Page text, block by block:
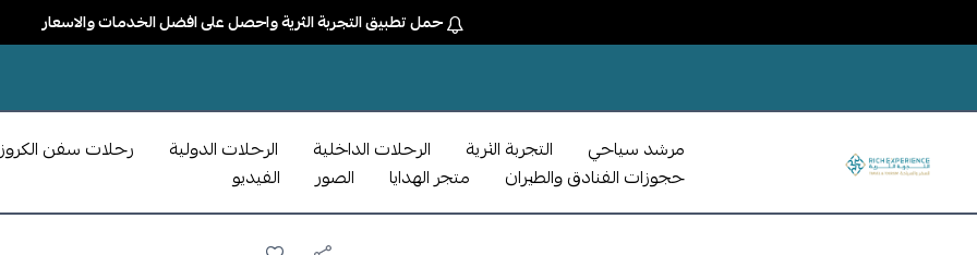
حمل تطبيق التجربة الثرية واحصل على افضل الخدمات والاسعار
مرشد سياحي التجربة الثرية الرحلات الداخلية الرحلات الدولية رحلات سفن الكروز
حجوزات الفنادق والطيران
متجر الهدايا الصور الفيديو